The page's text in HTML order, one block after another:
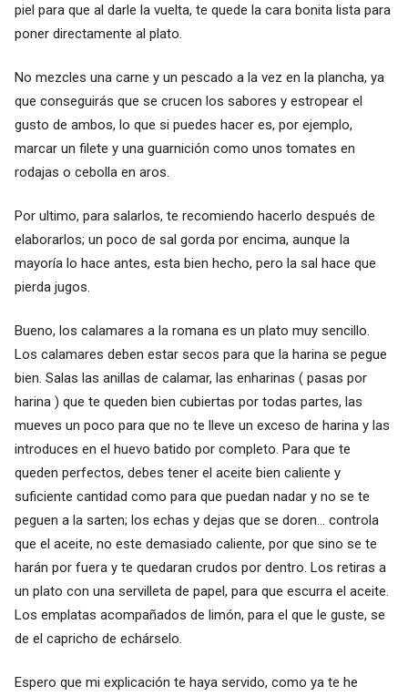
piel para que al darle la vuelta, te quede la cara bonita lista para
poner directamente al plato.
No mezcles una carne y un pescado a la vez en la plancha, ya
que conseguirás que se crucen los sabores y estropear el
gusto de ambos, lo que si puedes hacer es, por ejemplo,
marcar un filete y una guarnición como unos tomates en
rodajas o cebolla en aros.
Por ultimo, para salarlos, te recomiendo hacerlo después de
elaborarlos; un poco de sal gorda por encima, aunque la
mayoría lo hace antes, esta bien hecho, pero la sal hace que
pierda jugos.
Bueno, los calamares a la romana es un plato muy sencillo.
Los calamares deben estar secos para que la harina se pegue
bien. Salas las anillas de calamar, las enharinas ( pasas por
harina ) que te queden bien cubiertas por todas partes, las
mueves un poco para que no te lleve un exceso de harina y las
introduces en el huevo batido por completo. Para que te
queden perfectos, debes tener el aceite bien caliente y
suficiente cantidad como para que puedan nadar y no se te
peguen a la sarten; los echas y dejas que se doren... controla
que el aceite, no este demasiado caliente, por que sino se te
harán por fuera y te quedaran crudos por dentro. Los retiras a
un plato con una servilleta de papel, para que escurra el aceite.
Los emplatas acompañados de limón, para el que le guste, se
de el capricho de echárselo.
Espero que mi explicación te haya servido, como ya te he